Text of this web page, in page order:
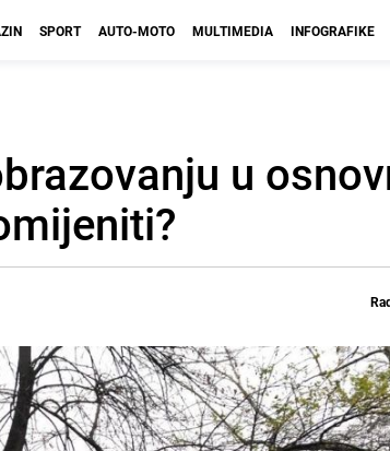
SPORT AUTO-MOTO MULTIMEDIA INFOGRAFIKE
u